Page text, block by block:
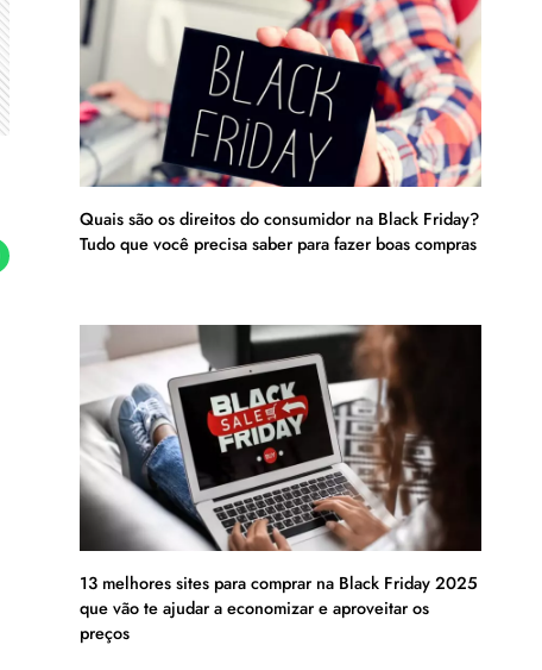
Quais são os direitos do consumidor na Black Friday?
Tudo que você precisa saber para fazer boas compras
13 melhores sites para comprar na Black Friday 2025
que vão te ajudar a economizar e aproveitar os
preços